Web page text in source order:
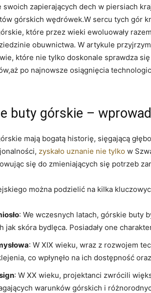
swoich zapierających dech w piersiach
górskich wędrówek.W sercu​ tych
które przez wieki ewoluowały
obuwnictwa. ⁢W artykule
które nie tylko doskonale sprawdza
po najnowsze osiągnięcia
buty ⁢górskie ⁤–
mają bogatą historię, sięgającą
zyskało uznanie nie tylko w
się ⁤do zmieniających się potrzeb
można⁤ podzielić na kilka
: We wczesnych latach, górskie buty
jak skóra bydlęca. ​Posiadały one
: W XIX wieku, wraz z rozwojem
⁢co wpłynęło na ich dostępność
: ​W XX wieku, projektanci zwrócili
warunków górskich i